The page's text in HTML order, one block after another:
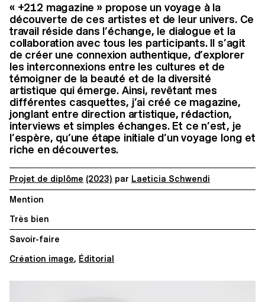
« +212 magazine » propose un voyage à la
découverte de ces artistes et de leur univers. Ce
travail réside dans l’échange, le dialogue et la
collaboration avec tous les participants. Il s’agit
de créer une connexion authentique, d’explorer
les interconnexions entre les cultures et de
témoigner de la beauté et de la diversité
artistique qui émerge. Ainsi, revêtant mes
différentes casquettes, j’ai créé ce magazine,
jonglant entre direction artistique, rédaction,
interviews et simples échanges. Et ce n’est, je
l’espère, qu’une étape initiale d’un voyage long et
riche en découvertes.
Projet de diplôme (2023) par Laeticia Schwendi
Mention
Très bien
Savoir-faire
Création image, Éditorial